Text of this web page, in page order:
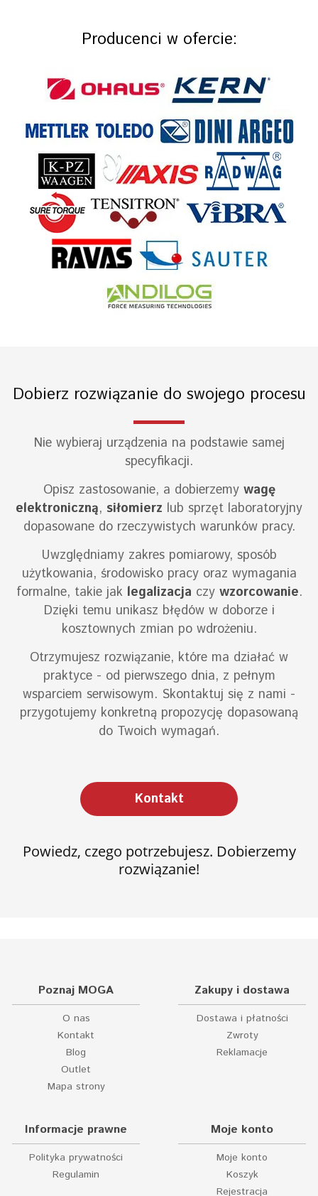
Producenci w ofercie:
Dobierz rozwiązanie do swojego procesu
Nie wybieraj urządzenia na podstawie samej
specyfikacji.
Opisz zastosowanie, a dobierzemy wagę
elektroniczną, siłomierz lub sprzęt laboratoryjny
dopasowane do rzeczywistych warunków pracy.
Uwzględniamy zakres pomiarowy, sposób
użytkowania, środowisko pracy oraz wymagania
formalne, takie jak legalizacja czy wzorcowanie.
Dzięki temu unikasz błędów w doborze i
kosztownych zmian po wdrożeniu.
Otrzymujesz rozwiązanie, które ma działać w
praktyce - od pierwszego dnia, z pełnym
wsparciem serwisowym. Skontaktuj się z nami -
przygotujemy konkretną propozycję dopasowaną
do Twoich wymagań.
Kontakt
Powiedz, czego potrzebujesz. Dobierzemy
rozwiązanie!
Poznaj MOGA
O nas
Kontakt
Blog
Outlet
Mapa strony
Zakupy i dostawa
Dostawa i płatności
Zwroty
Reklamacje
Informacje prawne
Polityka prywatności
Regulamin
Moje konto
Moje konto
Koszyk
Rejestracja